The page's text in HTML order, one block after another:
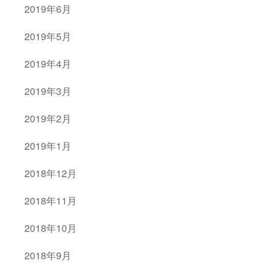
2019年6月
2019年5月
2019年4月
2019年3月
2019年2月
2019年1月
2018年12月
2018年11月
2018年10月
2018年9月